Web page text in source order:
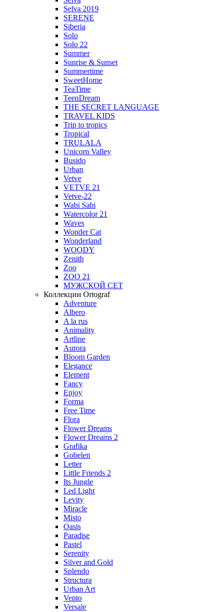
Selva 2019
SERENE
Siberia
Solo
Solo 22
Summer
Sunrise & Sunset
Summertime
SweetHome
TeaTime
TeenDream
THE SECRET LANGUAGE
TRAVEL KIDS
Trip to tropics
Tropical
TRULALA
Unicorn Valley
Busido
Urban
Vetve
VETVE 21
Vetve-22
Wabi Sabi
Watercolor 21
Waves
Wonder Cat
Wonderland
WOODY
Zenith
Zoo
ZOO 21
МУЖСКОЙ СЕТ
Коллекции Ortograf
Adventure
Albero
A la rus
Animality
Artline
Aurora
Bloom Garden
Elegance
Element
Fancy
Enjoy
Forma
Free Time
Flora
Flower Dreams
Flower Dreams 2
Grafika
Gobelen
Letter
Little Friends 2
Its Jungle
Led Light
Levity
Miracle
Misto
Oasis
Paradise
Pastel
Serenity
Silver and Gold
Splendo
Structura
Urban Art
Vento
Versale